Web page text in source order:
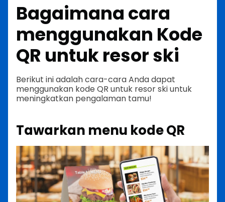
Bagaimana cara
menggunakan Kode
QR untuk resor ski
Berikut ini adalah cara-cara Anda dapat
menggunakan kode QR untuk resor ski untuk
meningkatkan pengalaman tamu!
Tawarkan menu kode QR